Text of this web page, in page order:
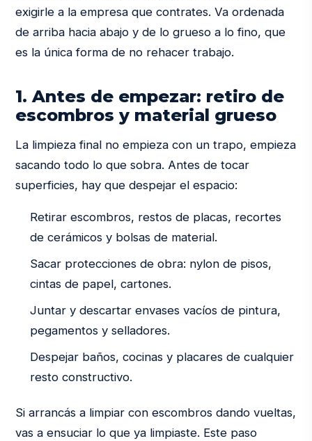
exigirle a la empresa que contrates. Va ordenada
de arriba hacia abajo y de lo grueso a lo fino, que
es la única forma de no rehacer trabajo.
1. Antes de empezar: retiro de
escombros y material grueso
La limpieza final no empieza con un trapo, empieza
sacando todo lo que sobra. Antes de tocar
superficies, hay que despejar el espacio:
Retirar escombros, restos de placas, recortes
de cerámicos y bolsas de material.
Sacar protecciones de obra: nylon de pisos,
cintas de papel, cartones.
Juntar y descartar envases vacíos de pintura,
pegamentos y selladores.
Despejar baños, cocinas y placares de cualquier
resto constructivo.
Si arrancás a limpiar con escombros dando vueltas,
vas a ensuciar lo que ya limpiaste. Este paso